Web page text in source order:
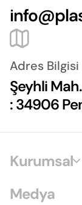
Adres Bilgisi
Şeyhli
: 34906
Kurumsal
Medya